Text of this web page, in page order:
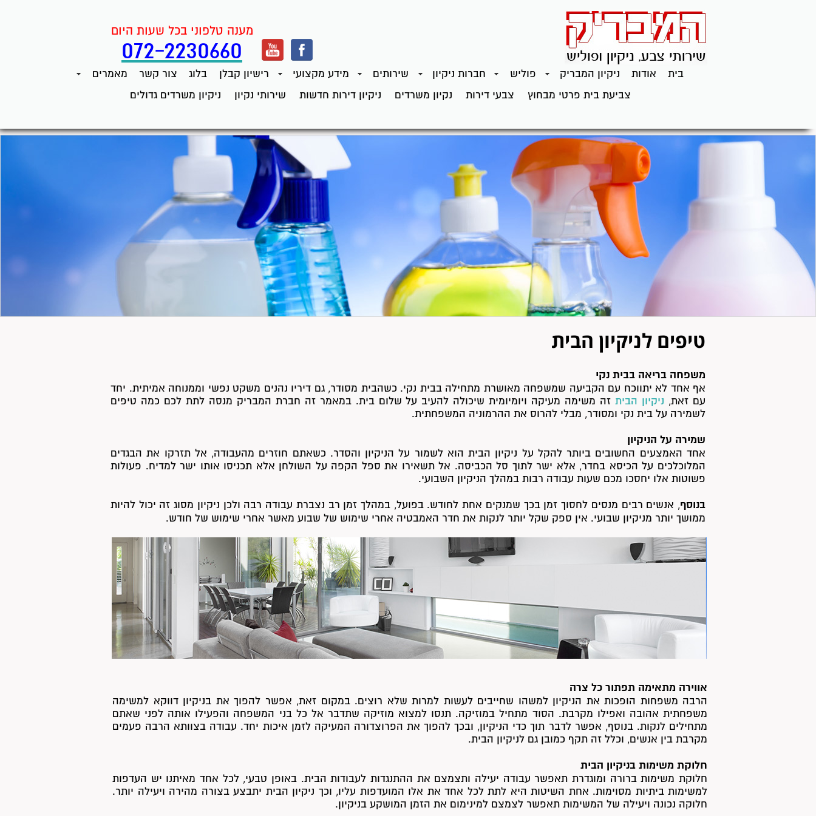
בית אודות ניקיון המבריק פוליש חברות ניקיון שירותים מידע מקצועי רישיון קבלן בלוג צור קשר מאמרים
מענה טלפוני בכל שעות היום
072-2230660
צביעת בית פרטי מבחוץ צבעי דירות נקיון משרדים ניקיון דירות חדשות שירותי נקיון ניקיון משרדים גדולים
טיפים לניקיון הבית
משפחה בריאה בבית נקי
אף אחד לא יתווכח עם הקביעה שמשפחה מאושרת מתחילה בבית נקי. כשהבית מסודר, גם דיריו נהנים משקט נפשי וממנוחה אמיתית. יחד
עם זאת, ניקיון הביתזה משימה מעיקה ויומיומית שיכולה להעיב על שלום בית. במאמר זה חברת המבריק מנסה לתת לכם כמה טיפים
לשמירה על בית נקי ומסודר, מבלי להרוס את ההרמוניה המשפחתית.
שמירה על הניקיון
אחד האמצעים החשובים ביותר להקל על ניקיון הבית הוא לשמור על הניקיון והסדר. כשאתם חוזרים מהעבודה, אל תזרקו את הבגדים
המלוכלכים על הכיסא בחדר, אלא ישר לתוך סל הכביסה. אל תשאירו את ספל הקפה על השולחן אלא תכניסו אותו ישר למדיח. פעולות
פשוטות אלו יחסכו מכם שעות עבודה רבות במהלך הניקיון השבועי.
בנוסף, אנשים רבים מנסים לחסוך זמן בכך שמנקים אחת לחודש. בפועל, במהלך זמן רב נצברת עבודה רבה ולכן ניקיון מסוג זה יכול להיות
ממושך יותר מניקיון שבועי. אין ספק שקל יותר לנקות את חדר האמבטיה אחרי שימוש של שבוע מאשר אחרי שימוש של חודש.
אווירה מתאימה תפתור כל צרה
הרבה משפחות הופכות את הניקיון למשהו שחייבים לעשות למרות שלא רוצים. במקום זאת, אפשר להפוך את בניקיון דווקא למשימה
משפחתית אהובה ואפילו מקרבת. הסוד מתחיל במוזיקה. תנסו למצוא מוזיקה שתדבר אל כל בני המשפחה והפעילו אותה לפני שאתם
מתחילים לנקות. בנוסף, אפשר לדבר תוך כדי הניקיון, ובכך להפוך את הפרוצדורה המעיקה לזמן איכות יחד. עבודה בצוותא הרבה פעמים
מקרבת בין אנשים, וכלל זה תקף כמובן גם לניקיון הבית.
חלוקת משימות בניקיון הבית
חלוקת משימות ברורה ומוגדרת תאפשר עבודה יעילה ותצמצם את ההתנגדות לעבודות הבית. באופן טבעי, לכל אחד מאיתנו יש העדפות
למשימות ביתיות מסוימות. אחת השיטות היא לתת לכל אחד את אלו המועדפות עליו, וכך ניקיון הבית יתבצע בצורה מהירה ויעילה יותר.
חלוקה נכונה ויעילה של המשימות תאפשר לצמצם למינימום את הזמן המושקע בניקיון.